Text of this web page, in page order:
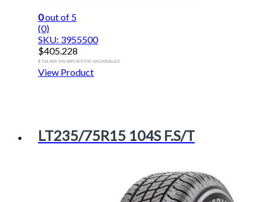
0out of 5
(0)
SKU: 3955500
$405.228
$ 334.899 SIN IMPUESTOS NACIONALES
View Product
LT235/75R15 104S F.S/T